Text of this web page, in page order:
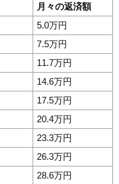
月々の返済額
5.0万円
7.5万円
11.7万円
14.6万円
17.5万円
20.4万円
23.3万円
26.3万円
28.6万円